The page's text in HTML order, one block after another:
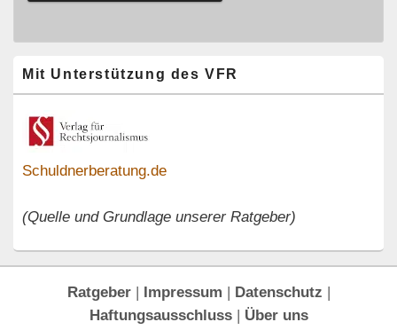
Seitenleisten-
Widgetbereich
Mit Unterstützung des VFR
Schuldnerberatung.de
(Quelle und Grundlage unserer Ratgeber)
Ratgeber| Impressum | Datenschutz |
Haftungsausschluss| Über uns